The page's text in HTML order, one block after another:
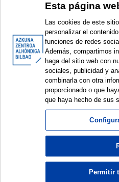
< Items sorted
© Azkuna Zentroa - Alhóndiga
Esta página
Las cookies de este
personalizar el
funciones de redes
Además, compartimos
haga del sitio web con
sociales, publicidad y
combinarla con otra
proporcionado o que
que haya hecho de sus
Permitir